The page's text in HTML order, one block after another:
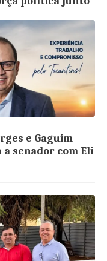
e Gaguim
senador com Eli